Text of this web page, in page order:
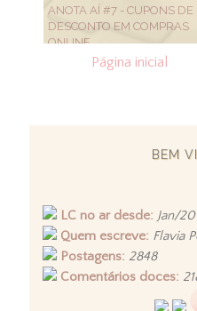
ANOTA AÍ #7 - CUPONS DE
DESCONTO EM COMPRAS
ONLINE
Página inicial
BEM
LC no ar desde: Jan/
Quem escreve: Flavia
Postagens: 2848
Comentários doces: